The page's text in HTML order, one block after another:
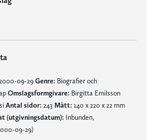
2000-09-29Genre: Biografier och
Omslagsformgivare: Birgitta Emilsson
Antal sidor: 243 Mått: 140 x 220 x 22 mm
(utgivningsdatum): Inbunden,
09-29)